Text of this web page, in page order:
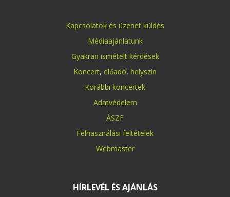
Kapcsolatok és üzenet küldés
Médiaajánlatunk
Gyakran ismételt kérdések
Koncert, előadó, helyszín
Korábbi koncertek
Adatvédelem
ÁSZF
Felhasználási feltételek
Webmaster
HÍRLEVÉL ÉS AJÁNLÁS